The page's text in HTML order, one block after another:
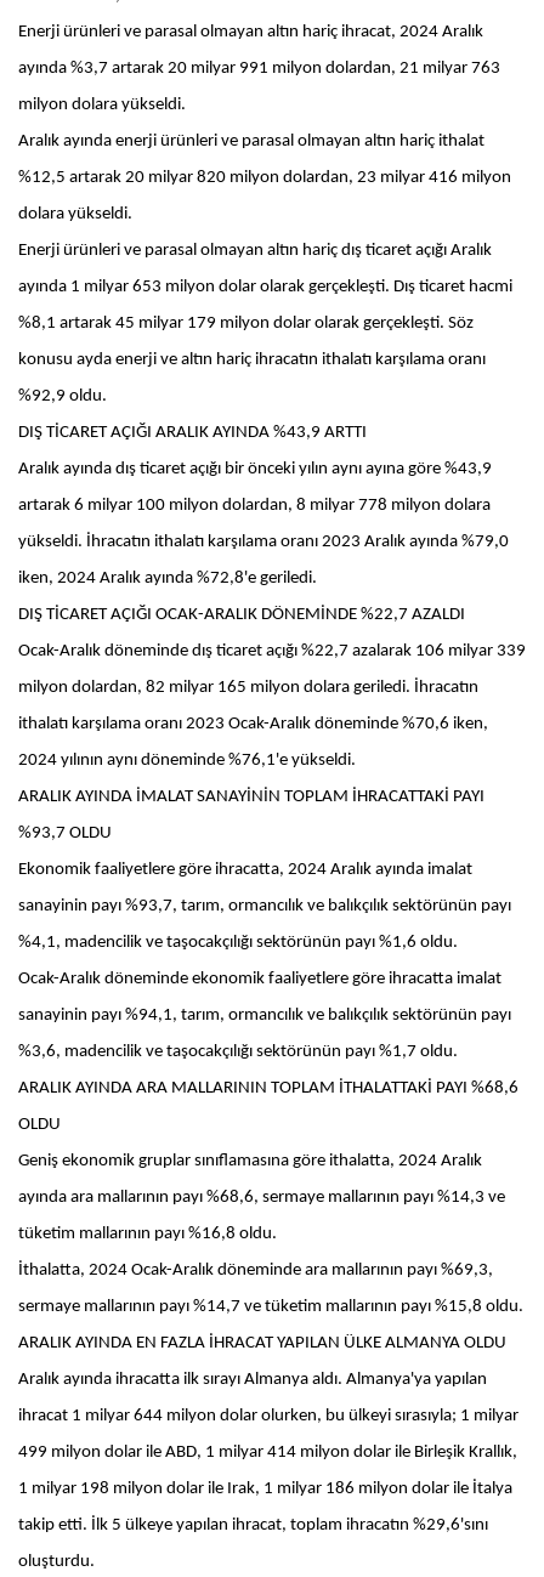
Enerji ürünleri ve parasal olmayan altın hariç ihracat, 2024 Aralık
ayında %3,7 artarak 20 milyar 991 milyon dolardan, 21 milyar 763
milyon dolara yükseldi.
Aralık ayında enerji ürünleri ve parasal olmayan altın hariç ithalat
%12,5 artarak 20 milyar 820 milyon dolardan, 23 milyar 416 milyon
dolara yükseldi.
Enerji ürünleri ve parasal olmayan altın hariç dış ticaret açığı Aralık
ayında 1 milyar 653 milyon dolar olarak gerçekleşti. Dış ticaret hacmi
%8,1 artarak 45 milyar 179 milyon dolar olarak gerçekleşti. Söz
konusu ayda enerji ve altın hariç ihracatın ithalatı karşılama oranı
%92,9 oldu.
DIŞ TİCARET AÇIĞI ARALIK AYINDA %43,9 ARTTI
Aralık ayında dış ticaret açığı bir önceki yılın aynı ayına göre %43,9
artarak 6 milyar 100 milyon dolardan, 8 milyar 778 milyon dolara
yükseldi. İhracatın ithalatı karşılama oranı 2023 Aralık ayında %79,0
iken, 2024 Aralık ayında %72,8'e geriledi.
DIŞ TİCARET AÇIĞI OCAK-ARALIK DÖNEMİNDE %22,7 AZALDI
Ocak-Aralık döneminde dış ticaret açığı %22,7 azalarak 106 milyar 339
milyon dolardan, 82 milyar 165 milyon dolara geriledi. İhracatın
ithalatı karşılama oranı 2023 Ocak-Aralık döneminde %70,6 iken,
2024 yılının aynı döneminde %76,1'e yükseldi.
ARALIK AYINDA İMALAT SANAYİNİN TOPLAM İHRACATTAKİ PAYI
%93,7 OLDU
Ekonomik faaliyetlere göre ihracatta, 2024 Aralık ayında imalat
sanayinin payı %93,7, tarım, ormancılık ve balıkçılık sektörünün payı
%4,1, madencilik ve taşocakçılığı sektörünün payı %1,6 oldu.
Ocak-Aralık döneminde ekonomik faaliyetlere göre ihracatta imalat
sanayinin payı %94,1, tarım, ormancılık ve balıkçılık sektörünün payı
%3,6, madencilik ve taşocakçılığı sektörünün payı %1,7 oldu.
ARALIK AYINDA ARA MALLARININ TOPLAM İTHALATTAKİ PAYI %68,6
OLDU
Geniş ekonomik gruplar sınıflamasına göre ithalatta, 2024 Aralık
ayında ara mallarının payı %68,6, sermaye mallarının payı %14,3 ve
tüketim mallarının payı %16,8 oldu.
İthalatta, 2024 Ocak-Aralık döneminde ara mallarının payı %69,3,
sermaye mallarının payı %14,7 ve tüketim mallarının payı %15,8 oldu.
ARALIK AYINDA EN FAZLA İHRACAT YAPILAN ÜLKE ALMANYA OLDU
Aralık ayında ihracatta ilk sırayı Almanya aldı. Almanya'ya yapılan
ihracat 1 milyar 644 milyon dolar olurken, bu ülkeyi sırasıyla; 1 milyar
499 milyon dolar ile ABD, 1 milyar 414 milyon dolar ile Birleşik Krallık,
1 milyar 198 milyon dolar ile Irak, 1 milyar 186 milyon dolar ile İtalya
takip etti. İlk 5 ülkeye yapılan ihracat, toplam ihracatın %29,6'sını
oluşturdu.